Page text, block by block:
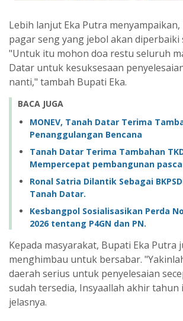
Lebih lanjut Eka Putra
pagar seng yang jebol akan diperbaiki
"Untuk itu mohon doa restu seluruh
Datar untuk kesuksesaan
nanti," tambah Bupati Eka.
BACA JUGA
MONEV, Tanah Datar Terima
Penanggulangan Bencana
Tanah Datar Terima Tambahan
Mempercepat pembangunan
Ronal Satria Dilantik Sebagai
Tanah Datar.
Kesbangpol Sosialisasikan Perda
2026 tentang P4GN dan PN.
Kepada masyarakat, Bupati Eka Putra
menghimbau untuk bersabar.
daerah serius untuk penyelesaian
sudah tersedia, Insyaallah akhir tahun
jelasnya.